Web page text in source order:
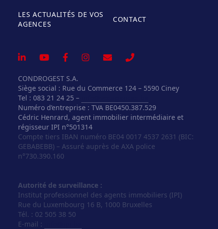
LES ACTUALITÉS DE VOS
AGENCES
CONTACT
CONDROGEST S.A.
Siège social : Rue du Commerce 124 – 5590 Ciney
Tel : 083 21 24 25 –
Numéro d’entreprise : TVA BE0450.387.529
Cédric Henrard, agent immobilier intermédiaire et
régisseur IPI n°501314
Compte tiers IBAN numéro BE04 0017 4537 2631 (BIC:
GEBABEBB) – Assuré auprès de AXA police
n°730.390.160
Autorité de surveillance :
Institut professionnel des agents immobiliers (IPI)
Rue du Luxembourg 16 B, 1000 Bruxelles
Tél. : 02 505 38 50
E-mail :